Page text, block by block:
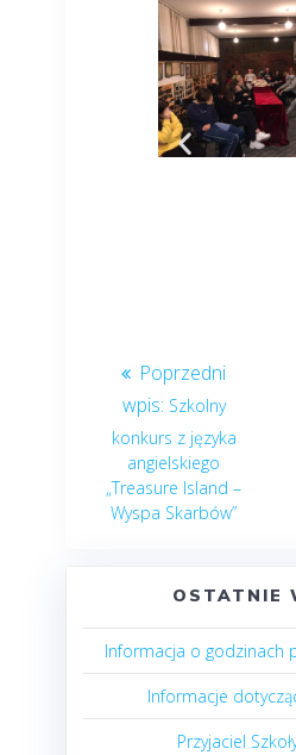
Szkolny
konkurs z języka
angielskiego
„Treasure Island –
Wyspa Skarbów”
OSTATNIE
Informacja o godzinach
Informacje
Przyjaciel